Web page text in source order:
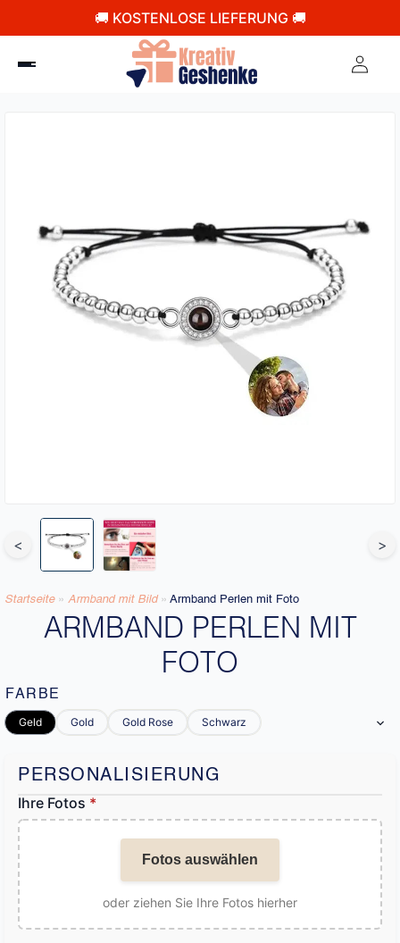
🚚 KOSTENLOSE LIEFERUNG 🚚
< >
Startseite » Armband mit Bild​ » Armband Perlen mit Foto
ARMBAND PERLEN MIT
FOTO
FARBE
Geld Gold Gold Rose Schwarz
PERSONALISIERUNG
Ihre Fotos *
Fotos auswählen
oder ziehen Sie Ihre Fotos hierher